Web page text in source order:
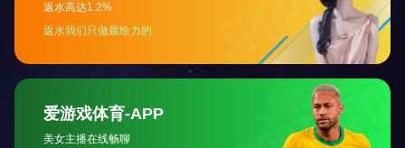
3C精密组装
光伏电池片
AOI与软件服务